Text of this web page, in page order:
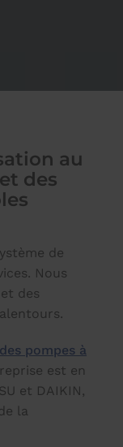
au
des
de
Nous
des
des pompes à
est en
et DAIKIN,
la